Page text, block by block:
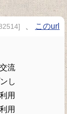
このurl
流
し
用
用